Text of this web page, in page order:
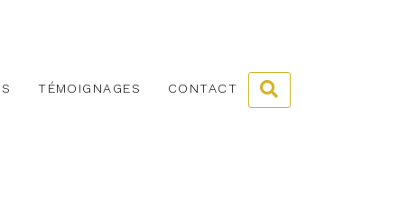
TÉMOIGNAGES CONTACT